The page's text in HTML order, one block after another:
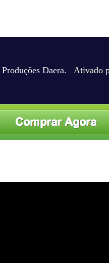
Produções Daera. Ativado